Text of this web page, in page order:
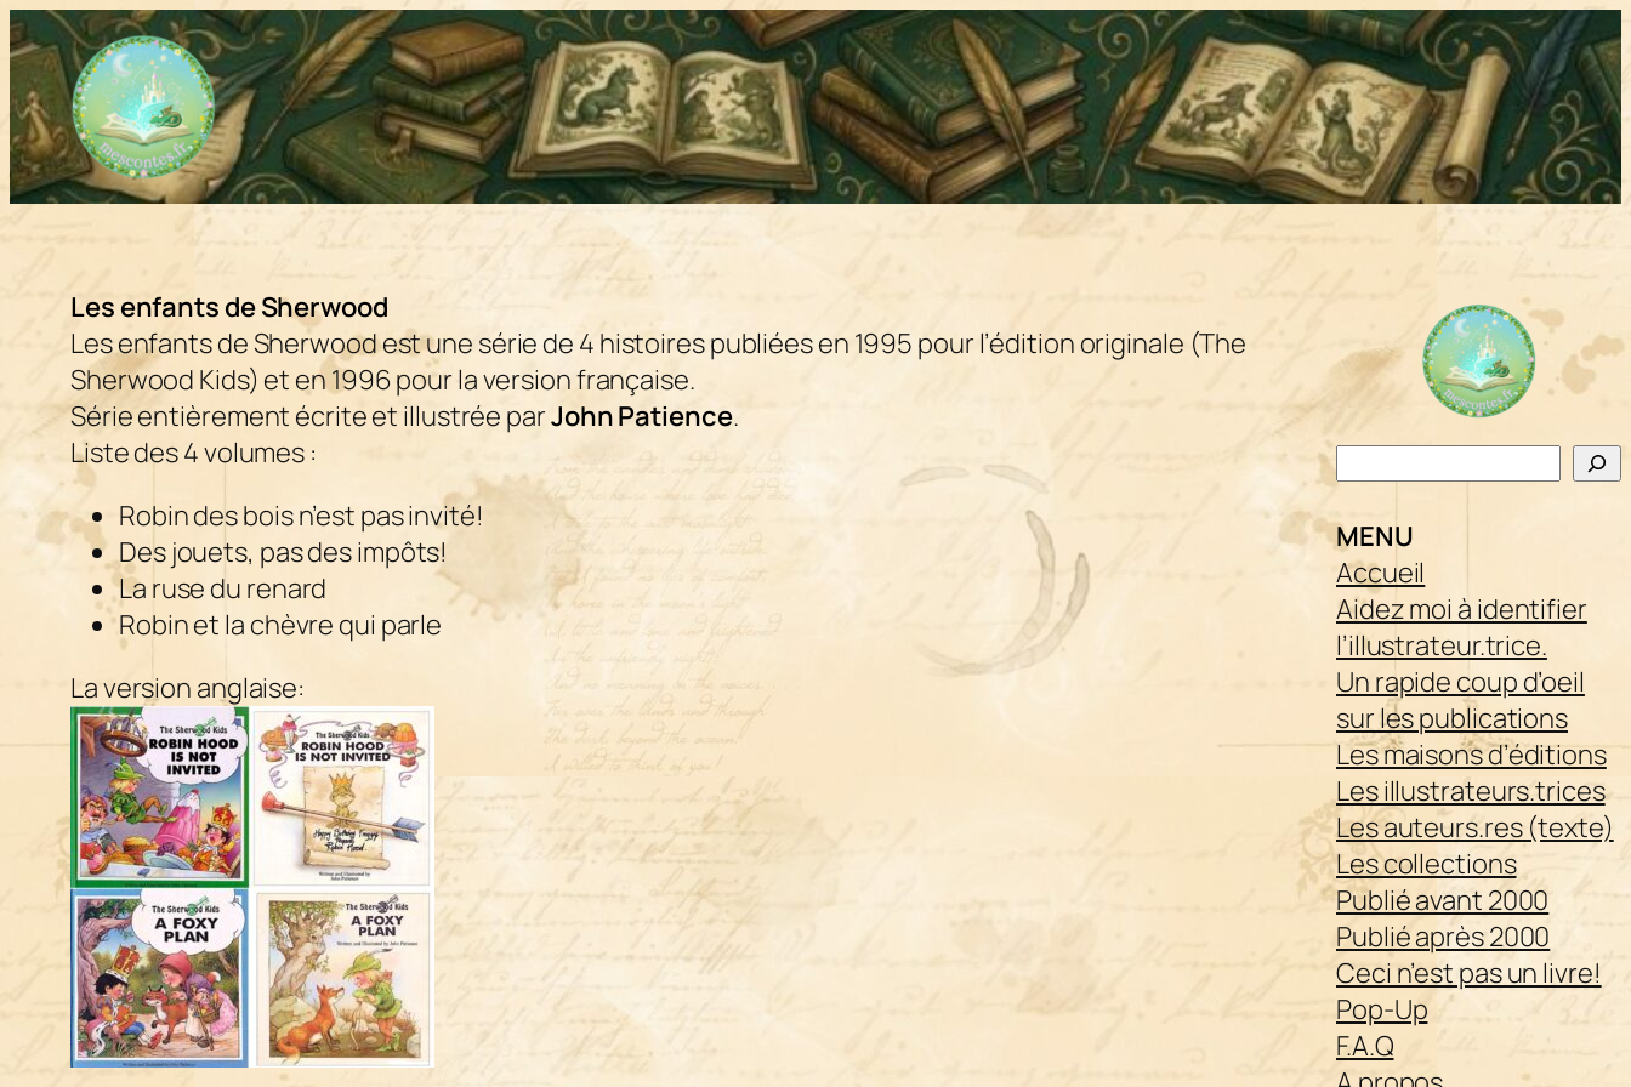
Aller
au
contenu
Les enfants de Sherwood
Les enfants de Sherwoodest une série de 4 histoires publiées en 1995 pour l’édition originale (The
Sherwood Kids) et en 1996 pour la version française.
Série entièrement écrite et illustrée parJohn Patience.
Liste des 4 volumes :
Robin des bois n’est pas invité!
Des jouets, pas des impôts!
La ruse du renard
Robin et la chèvre qui parle
La version anglaise:
Rechercher
MENU
Accueil
Aidez moi à identifier
l’illustrateur.trice.
Un rapide coup d’oeil
sur les publications
Les maisons d’éditions
Les illustrateurs.trices
Les auteurs.res (texte)
Les collections
Publié avant 2000
Publié après 2000
Ceci n’est pas un livre!
Pop-Up
F.A.Q